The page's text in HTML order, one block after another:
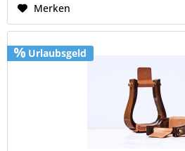
Merken
Urlaubsgeld